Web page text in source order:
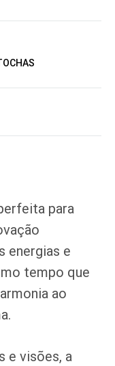
para
energias e
tempo que
ao
e visões, a